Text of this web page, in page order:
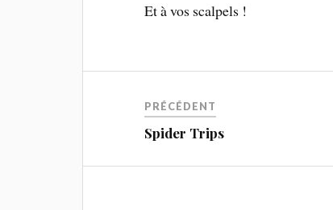
Et à vos scalpels !
PRÉCÉDENT
Spider Trips